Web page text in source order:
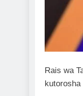
Rais wa
kutorosha